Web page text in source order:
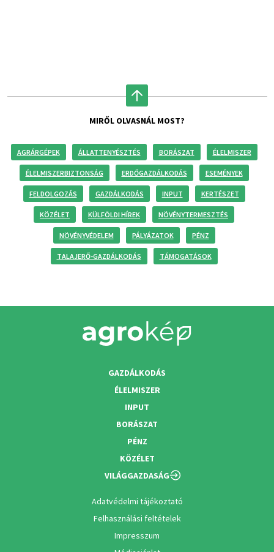
MIRŐL OLVASNÁL MOST?
AGRÁRGÉPEK ÁLLATTENYÉSZTÉS BORÁSZAT ÉLELMISZER
ÉLELMISZERBIZTONSÁG ERDŐGAZDÁLKODÁS ESEMÉNYEK
FELDOLGOZÁS GAZDÁLKODÁS INPUT KERTÉSZET
KÖZÉLET KÜLFÖLDI HÍREK NÖVÉNYTERMESZTÉS
NÖVÉNYVÉDELEM PÁLYÁZATOK PÉNZ
TALAJERŐ-GAZDÁLKODÁS TÁMOGATÁSOK
GAZDÁLKODÁS
ÉLELMISZER
INPUT
BORÁSZAT
PÉNZ
KÖZÉLET
VILÁGGAZDASÁG
Adatvédelmi tájékoztató
Felhasználási feltételek
Impresszum